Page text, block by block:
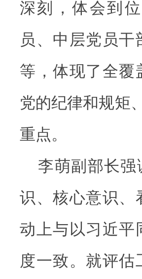
深刻，体会到
员、中层党员
等，体现了全覆
党的纪律和规矩
重点。
李萌副部长强
识、核心意识、
动上与以习近平
度一致。就评